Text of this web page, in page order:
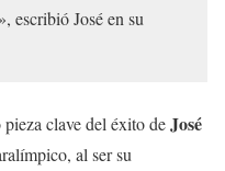
escribió José en su
clave del éxito deJosé
al ser su